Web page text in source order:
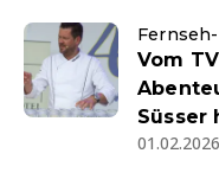
Vom
Süsser